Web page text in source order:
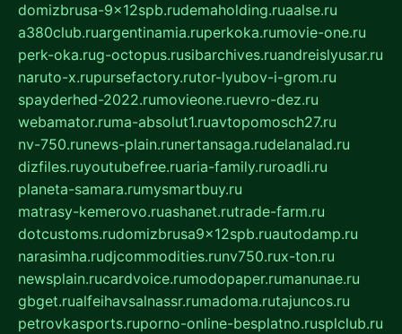
domizbrusa-9x12spb.rudemaholding.ruaalse.ru
a380club.ruargentinamia.ruperkoka.rumovie-one.ru
perk-oka.rug-octopus.rusibarchives.ruandreislyusar.ru
naruto-x.rupursefactory.rutor-lyubov-i-grom.ru
spayderhed-2022.rumovieone.ruevro-dez.ru
webamator.ruma-absolut1.ruavtopomosch27.ru
nv-750.runews-plain.runertansaga.rudelanalad.ru
dizfiles.ruyoutubefree.ruaria-family.ruroadli.ru
planeta-samara.rumysmartbuy.ru
matrasy-kemerovo.ruashanet.rutrade-farm.ru
dotcustoms.rudomizbrusa9x12spb.ruautodamp.ru
narasimha.rudjcommodities.runv750.rux-ton.ru
newsplain.rucardvoice.rumodopaper.rumanunae.ru
gbget.rualfeihavsalnassr.rumadoma.rutajuncos.ru
petrovkasports.ruporno-online-besplatno.rusplclub.ru